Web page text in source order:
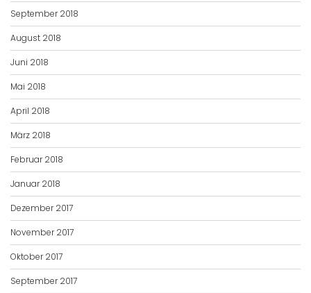
September 2018
August 2018
Juni 2018
Mai 2018
April 2018
März 2018
Februar 2018
Januar 2018
Dezember 2017
November 2017
Oktober 2017
September 2017